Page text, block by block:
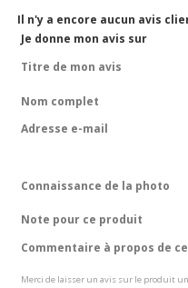
Il n'y a encore aucun avis
Je donne mon avis sur
Titre de mon avis
Nom complet
Adresse e-mail
Connaissance de la photo
Note pour ce produit
Commentaire à propos de
Merci de laisser un avis sur le produit